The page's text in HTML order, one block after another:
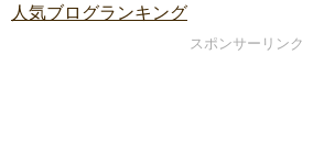
人気ブログランキング
スポンサーリンク